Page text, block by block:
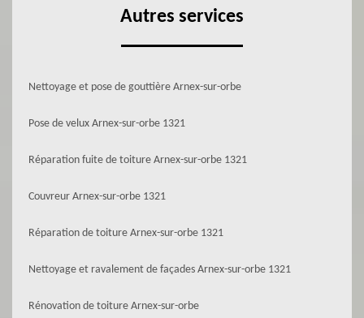
Autres services
Nettoyage et pose de gouttière Arnex-sur-orbe
Pose de velux Arnex-sur-orbe 1321
Réparation fuite de toiture Arnex-sur-orbe 1321
Couvreur Arnex-sur-orbe 1321
Réparation de toiture Arnex-sur-orbe 1321
Nettoyage et ravalement de façades Arnex-sur-orbe 1321
Rénovation de toiture Arnex-sur-orbe